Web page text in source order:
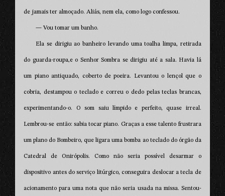
de jamais ter almoçado. Aliás, nem ela, como logo confessou.
— Vou tomar um banho.
Ela se dirigiu ao banheiro levando uma toalha limpa, retirada
do guarda-roupa,e o Senhor Sombra se dirigiu até a sala. Havia lá
um piano antiquado, coberto de poeira. Levantou o lençol que o
cobria, destampou o teclado e correu o dedo pelas teclas brancas,
experimentando-o. O som saiu límpido e perfeito, quase irreal.
Lembrou-se então: sabia tocar piano. Graças a esse talento frustrara
um plano do Bombeiro, que ligara uma bomba ao teclado do órgão da
Catedral de Onirópolis. Como não seria possível desarmar o
dispositivo antes do serviço litúrgico, conseguira deslocar a tecla de
acionamento para uma nota que não seria usada na missa. Sentou-